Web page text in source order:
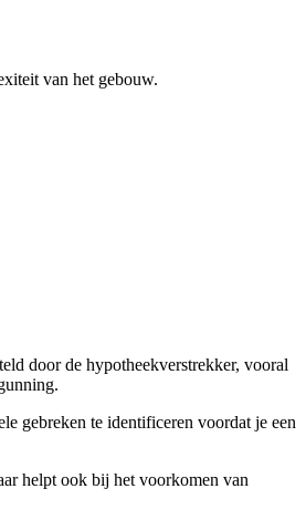
van het gebouw.
door de hypotheekverstrekker, vooral
gebreken te identificeren voordat je een
helpt ook bij het voorkomen van